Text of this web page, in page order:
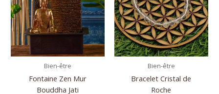
Bien-être
Fontaine Zen Mur
Bouddha Jati
Bien-être
Bracelet Cristal de
Roche